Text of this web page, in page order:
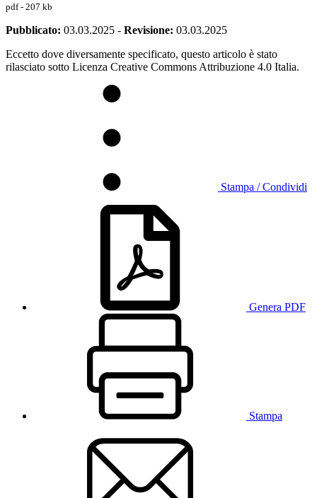
pdf - 207 kb
Pubblicato: 03.03.2025 - Revisione: 03.03.2025
Eccetto dove diversamente specificato, questo articolo è stato
rilasciato sotto Licenza Creative Commons Attribuzione 4.0 Italia.
Stampa / Condividi
Genera PDF
Stampa